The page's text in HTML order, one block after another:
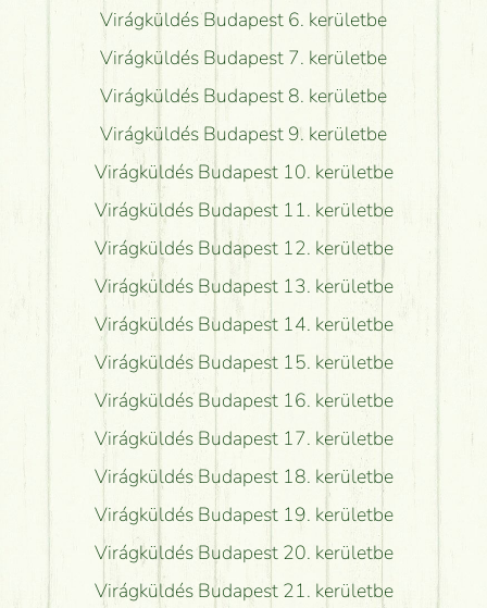
Virágküldés Budapest 6. kerületbe
Virágküldés Budapest 7. kerületbe
Virágküldés Budapest 8. kerületbe
Virágküldés Budapest 9. kerületbe
Virágküldés Budapest 10. kerületbe
Virágküldés Budapest 11. kerületbe
Virágküldés Budapest 12. kerületbe
Virágküldés Budapest 13. kerületbe
Virágküldés Budapest 14. kerületbe
Virágküldés Budapest 15. kerületbe
Virágküldés Budapest 16. kerületbe
Virágküldés Budapest 17. kerületbe
Virágküldés Budapest 18. kerületbe
Virágküldés Budapest 19. kerületbe
Virágküldés Budapest 20. kerületbe
Virágküldés Budapest 21. kerületbe